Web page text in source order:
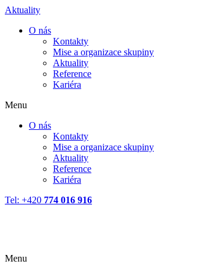
Aktuality
O nás
Kontakty
Mise a organizace skupiny
Aktuality
Reference
Kariéra
Menu
O nás
Kontakty
Mise a organizace skupiny
Aktuality
Reference
Kariéra
Tel: +420 774 016 916
Menu